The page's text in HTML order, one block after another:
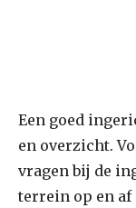
Een goed
en overzicht.
vragen bij de
terrein op en